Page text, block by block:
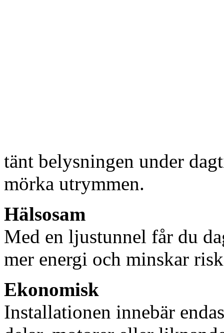
tänt belysningen under
mörka utrymmen.
Hälsosam
Med en ljustunnel får du
mer energi och minskar
Ekonomisk
Installationen innebär